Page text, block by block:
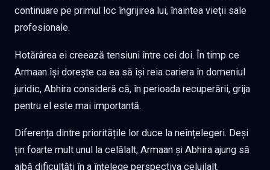
continuare pe primul loc îngrijirea lui, înaintea vieții sale
profesionale.
Hotărârea ei creează tensiuni între cei doi. În timp ce
Armaan își dorește ca ea să își reia cariera în domeniul
juridic, Abhira consideră că, în perioada recuperării, grija
pentru el este mai importantă.
Diferența dintre prioritățile lor duce la neînțelegeri. Deși
țin foarte mult unul la celălalt, Armaan și Abhira ajung să
aibă dificultăți în a înțelege perspectiva celuilalt.